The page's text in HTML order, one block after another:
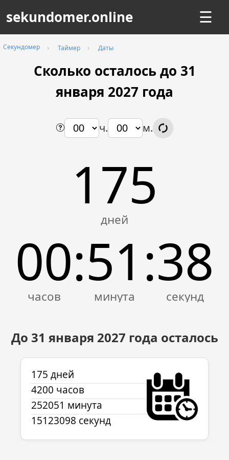
sekundomer.online ☰
Секундомер Таймер Даты
Сколько осталось до 31
января 2027 года
ч. м.
175
00:51 :38
До 31 января 2027 года осталось
175 дней
4200 часов
252051 минута
15123098 секунд